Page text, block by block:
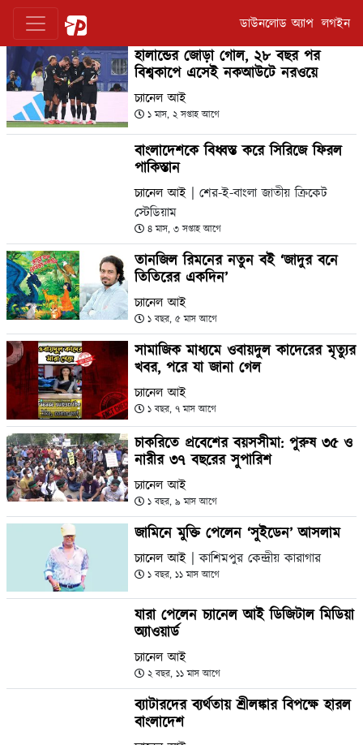
ডাউনলোড অ্যাপ লগইন
হালান্ডের জোড়া গোল, ২৮ বছর পর
বিশ্বকাপে এসেই নকআউটে নরওয়ে
চ্যানেল আই
১ মাস, ২ সপ্তাহ আগে
বাংলাদেশকে বিধ্বস্ত করে সিরিজে ফিরল
পাকিস্তান
চ্যানেল আই | শের-ই-বাংলা জাতীয় ক্রিকেট
স্টেডিয়াম
৪ মাস, ৩ সপ্তাহ আগে
তানজিল রিমনের নতুন বই ‘জাদুর বনে
তিতিরের একদিন’
চ্যানেল আই
১ বছর, ৫ মাস আগে
সামাজিক মাধ্যমে ওবায়দুল কাদেরের মৃত্যুর
খবর, পরে যা জানা গেল
চ্যানেল আই
১ বছর, ৭ মাস আগে
চাকরিতে প্রবেশের বয়সসীমা: পুরুষ ৩৫ ও
নারীর ৩৭ বছরের সুপারিশ
চ্যানেল আই
১ বছর, ৯ মাস আগে
জামিনে মুক্তি পেলেন ‘সুইডেন’ আসলাম
চ্যানেল আই | কাশিমপুর কেন্দ্রীয় কারাগার
১ বছর, ১১ মাস আগে
যারা পেলেন চ্যানেল আই ডিজিটাল মিডিয়া
অ্যাওয়ার্ড
চ্যানেল আই
২ বছর, ১১ মাস আগে
ব্যাটারদের ব্যর্থতায় শ্রীলঙ্কার বিপক্ষে হারল
বাংলাদেশ